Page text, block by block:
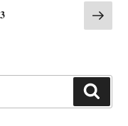
Seite
3
Seite